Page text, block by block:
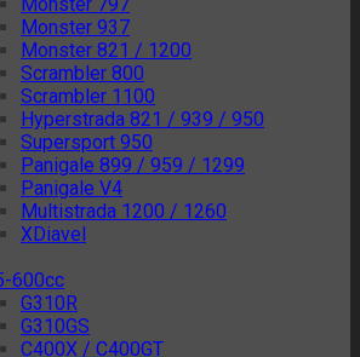
Monster 937
Monster 821 / 1200
Scrambler 800
Scrambler 1100
Hyperstrada 821 / 939 / 950
Supersport 950
Panigale 899 / 959 / 1299
Panigale V4
Multistrada 1200 / 1260
XDiavel
600cc
G310R
G310GS
C400X / C400GT